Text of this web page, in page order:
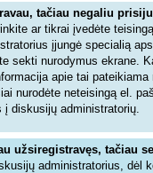
tačiau negaliu
ar tikrai įvedėte
įjungė specialią
sekti nurodymus ekrane.
apie tai
nurodėte neteisingą el.
į diskusijų administratorių.
užsiregistravęs, tačiau
administratorius, dėl